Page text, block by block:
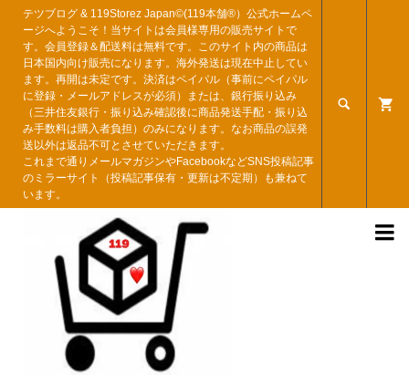
テツブログ & 119Storez Japan©︎(119本舗®︎）公式ホームペ
ージへようこそ！当サイトは会員様専用の販売サイトで
す。会員登録＆配送料は無料です。このサイト内の商品は
日本国内向け販売になります。海外発送は現在中止してい
ます。再開は未定です。決済はペイパル（事前にペイパル
に登録・メールアドレスが必須）または、銀行振り込み
（三井住友銀行・振り込み確認後に商品発送手配・振り込
み手数料は購入者負担）のみになります。なお商品の誤発
送以外は返品不可とさせていただきます。
これまで通りメールマガジンやFacebookなどSNS投稿記事
のミラーサイト（投稿記事保有・更新は不定期）も兼ねて
います。

